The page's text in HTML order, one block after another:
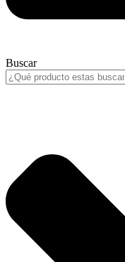
Buscar